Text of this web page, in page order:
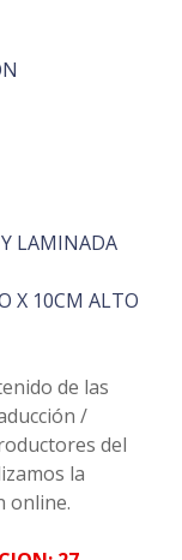
LAMINADA
X 10CM ALTO
de las
/
del
la
online.